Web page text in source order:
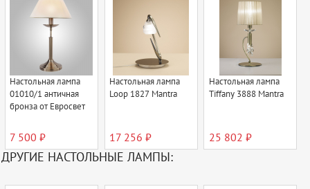
Настольная лампа
01010/1 античная
бронза от Евросвет
7 500 ₽
Настольная лампа
Loop 1827 Mantra
17 256 ₽
Настольная лампа
Tiffany 3888 Mantra
25 802 ₽
ДРУГИЕ НАСТОЛЬНЫЕ ЛАМПЫ: